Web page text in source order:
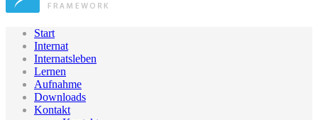
Start
Internat
Internatsleben
Lernen
Aufnahme
Downloads
Kontakt